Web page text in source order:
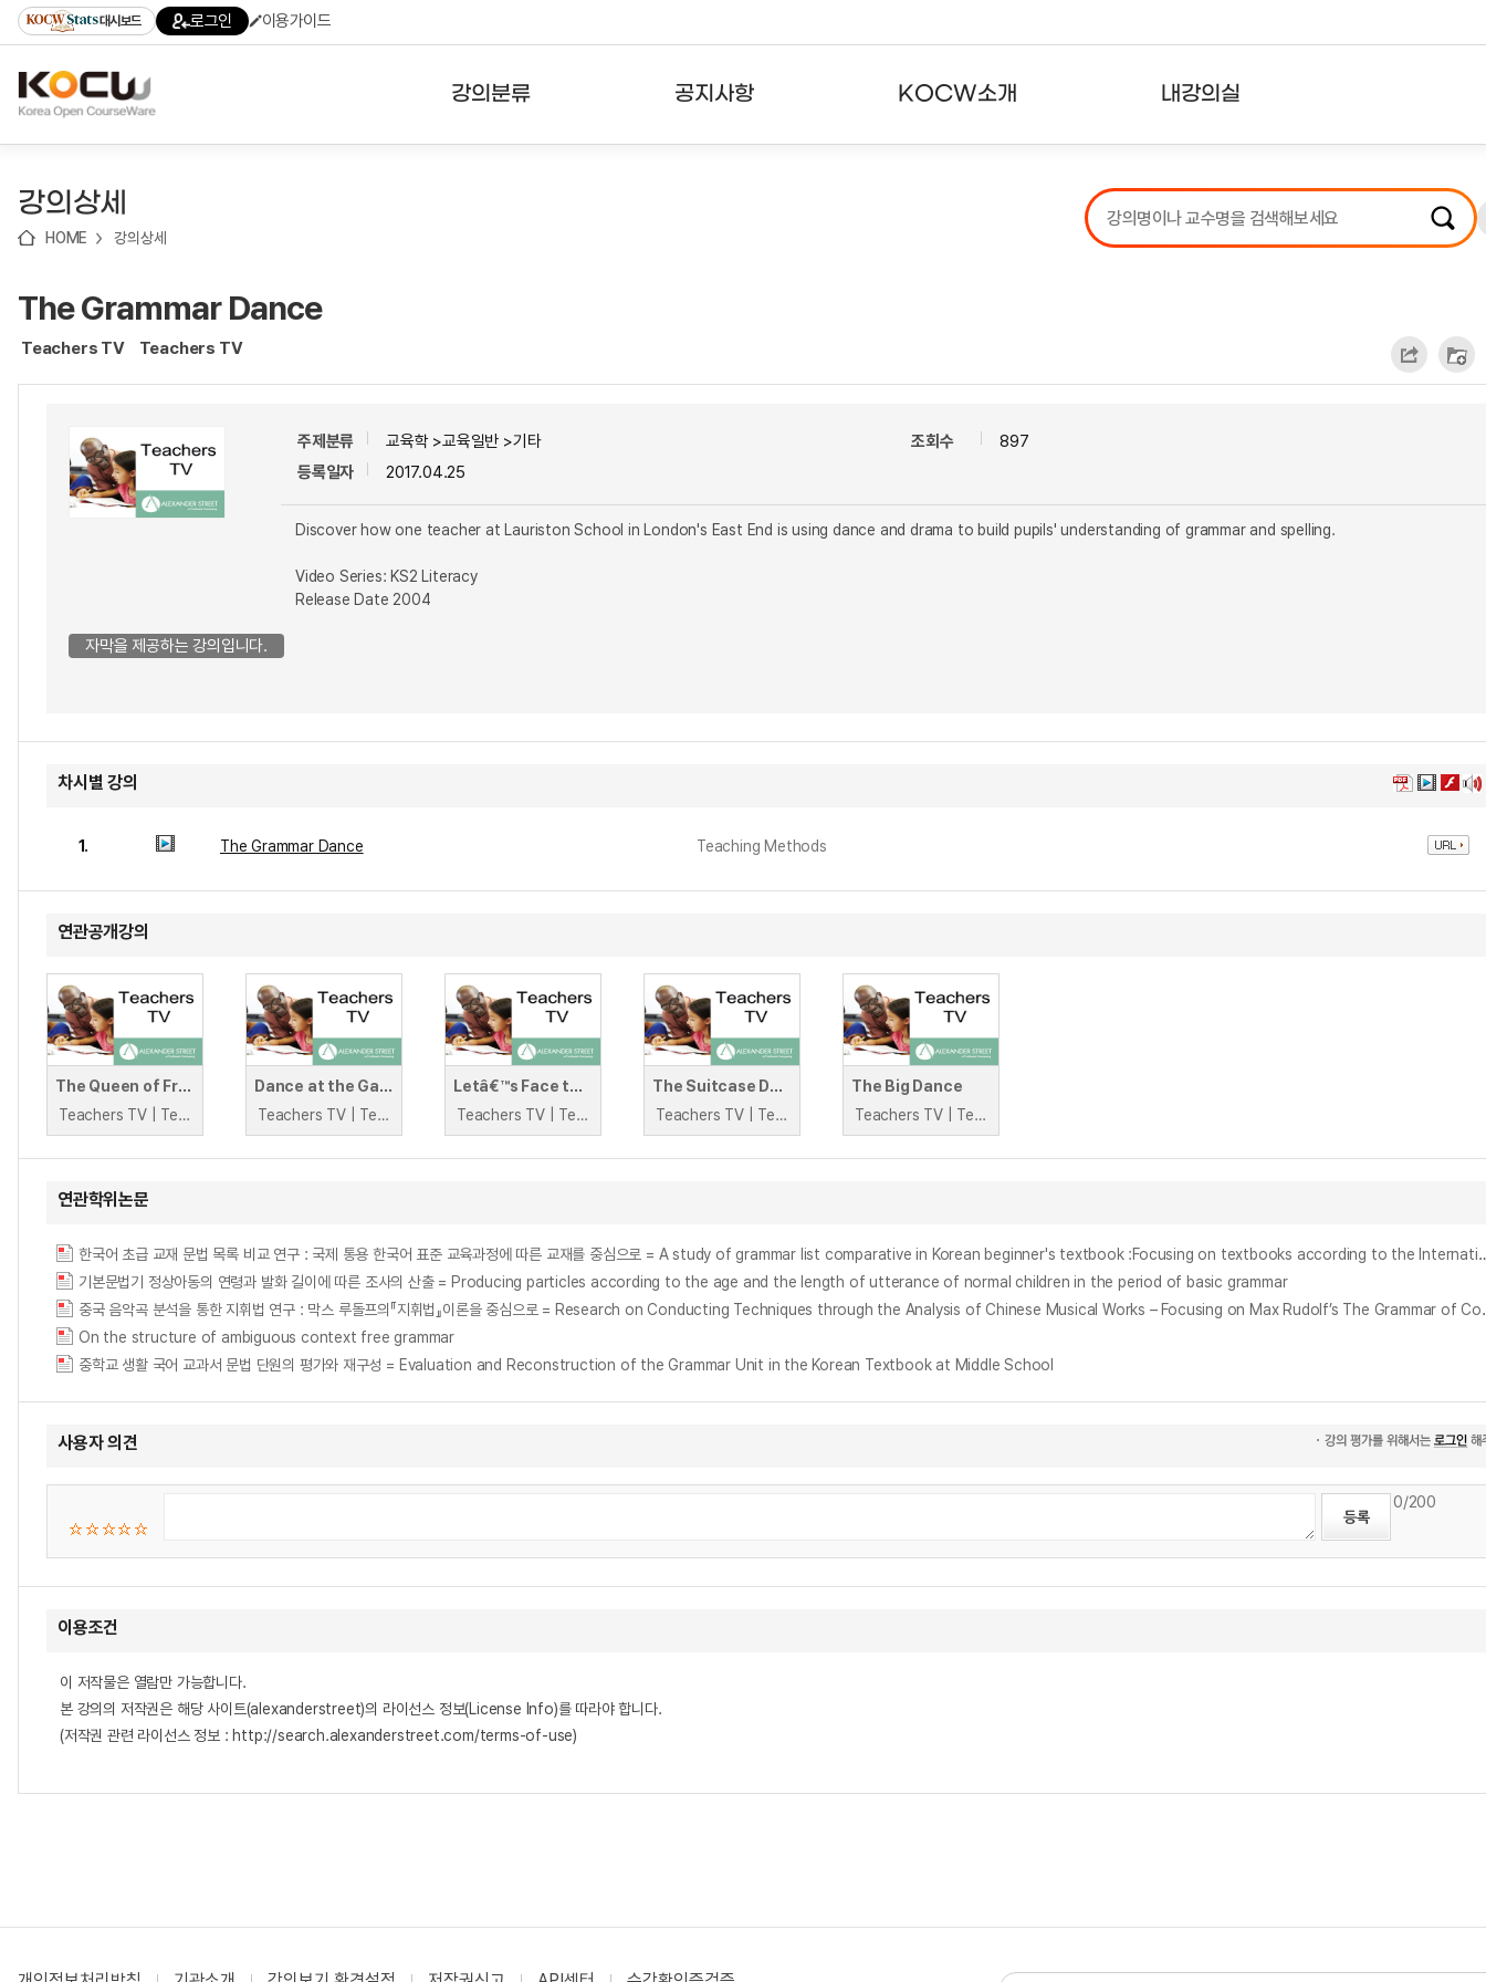
기
기
기
content)
가
대시보드 로그인 이용가이드
강의분류 공지사항 KOCW소개 내강의실
강의리스트
수강확인증강의
강의상세
HOME 강의상세
The Grammar Dance
Teachers TV Teachers TV
주제분류
교육학 >교육일반 >기타
등록일자
2017.04.25
조회수 897
Discover how one teacher at Lauriston School in London's East End is using dance and drama to build pupils' understanding of grammar and spelling.
Video Series: KS2 Literacy
Release Date 2004
자막을 제공하는 강의입니다.
차시별 강의
1. The Grammar Dance Teaching Methods
연관공개강의
The Queen of French Grammar
Teachers TV | Teachers TV
Dance at the Gallions
Teachers TV | Teachers TV
Letâ€™s Face the Teacher and Dance
Teachers TV | Teachers TV
The Suitcase Dance
Teachers TV | Teachers TV
The Big Dance
Teachers TV | Teachers TV
연관학위논문
한국어 초급 교재 문법 목록 비교 연구 : 국제 통용 한국어 표준 교육과정에 따른 교재를 중심으로 = A
기본문법기 정상아동의 연령과 발화 길이에 따른 조사의 산출 = Producing particles according to the age and the length of utterance of normal children in the period of basic grammar
중국 음악곡 분석을 통한 지휘법 연구 : 막스 루
On the structure of ambiguous context free grammar
중학교 생활 국어 교과서 문법 단원의 평가와 재구성 = Evaluation and Reconstruction of the Grammar Unit in the Korean Textbook at Middle School
사용자 의견
0/200
이용조건
이 저작물은 열람만 가능합니다.
본 강의의 저작권은 해당 사이트(alexanderstreet)의 라이선스 정보(License Info)를 따라야 합니다.
(저작권 관련 라이선스 정보 : http://search.alexanderstreet.com/terms-of-use)